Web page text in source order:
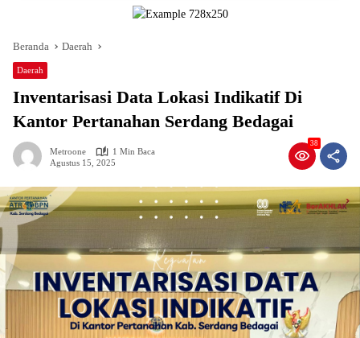
Beranda Daerah
Daerah
Inventarisasi Data Lokasi Indikatif Di
Kantor Pertanahan Serdang Bedagai
Metroone
1 Min Baca
Agustus 15, 2025
38